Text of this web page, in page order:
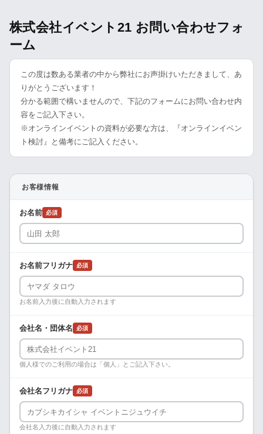
株式会社イベント21 お問い合わせフォ
ーム
この度は数ある業者の中から弊社にお声掛けいただきまして、あ
りがとうございます！
分かる範囲で構いませんので、下記のフォームにお問い合わせ内
容をご記入下さい。
※オンラインイベントの資料が必要な方は、『オンラインイベン
ト検討』と備考にご記入ください。
お客様情報
お名前 必須
お名前フリガナ 必須
お名前入力後に自動入力されます
会社名・団体名 必須
個人様でのご利用の場合は「個人」とご記入下さい。
会社名フリガナ 必須
会社名入力後に自動入力されます